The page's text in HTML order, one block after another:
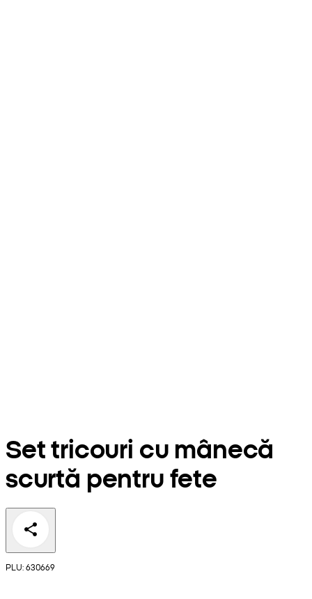
Set tricouri cu mânecă
scurtă pentru fete
PLU: 630669